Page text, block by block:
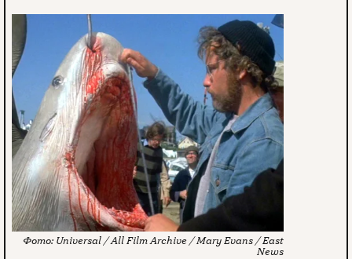
Universal / All Film Archive / Mary Evans / East
News